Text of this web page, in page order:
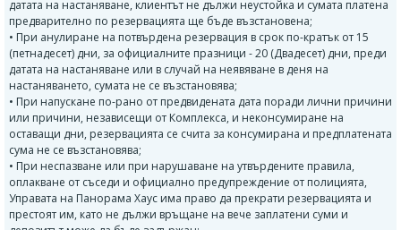
датата на настаняване, клиентът не дължи неустойка и сумата платена
предварително по резервацията ще бъде възстановена;
• При анулиране на потвърдена резервация в срок по-кратък от 15
(петнадесет) дни, за официалните празници - 20 (Двадесет) дни, преди
датата на настаняване или в случай на неявяване в деня на
настаняването, сумата не се възстановява;
• При напускане по-рано от предвидената дата поради лични причини
или причини, независещи от Комплекса, и неконсумиране на
оставащи дни, резервацията се счита за консумирана и предплатената
сума не се възстановява;
• При неспазване или при нарушаване на утвърдените правила,
оплакване от съседи и официално предупреждение от полицията,
Управата на Панорама Хаус има право да прекрати резервацията и
престоят им, като не дължи връщане на вече заплатени суми и